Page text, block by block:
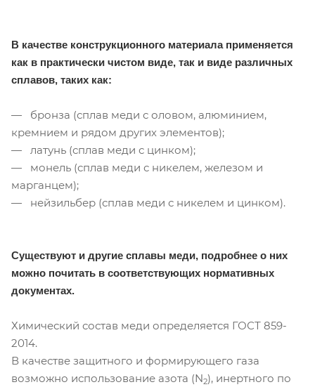
В качестве конструкционного материала применяется
как в практически чистом виде, так и виде различных
сплавов, таких как:
— бронза (сплав меди с оловом, алюминием,
кремнием и рядом других элементов);
— латунь (сплав меди с цинком);
— монель (сплав меди с никелем, железом и
марганцем);
— нейзильбер (сплав меди с никелем и цинком).
Существуют и другие сплавы меди, подробнее о них
можно почитать в соответствующих нормативных
документах.
Химический состав меди определяется ГОСТ 859-
2014.
В качестве защитного и формирующего газа
возможно использование азота (N2), инертного по